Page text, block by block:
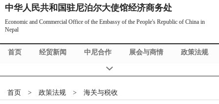
中华人民共和国驻尼泊尔大使馆经济商务处
Economic and Commercial Office of the Embassy of the People's Republic of China in
Nepal
首页 经贸新闻 中尼合作 展会与商情 政策法规
首页 > 政策法规 > 海关与税收